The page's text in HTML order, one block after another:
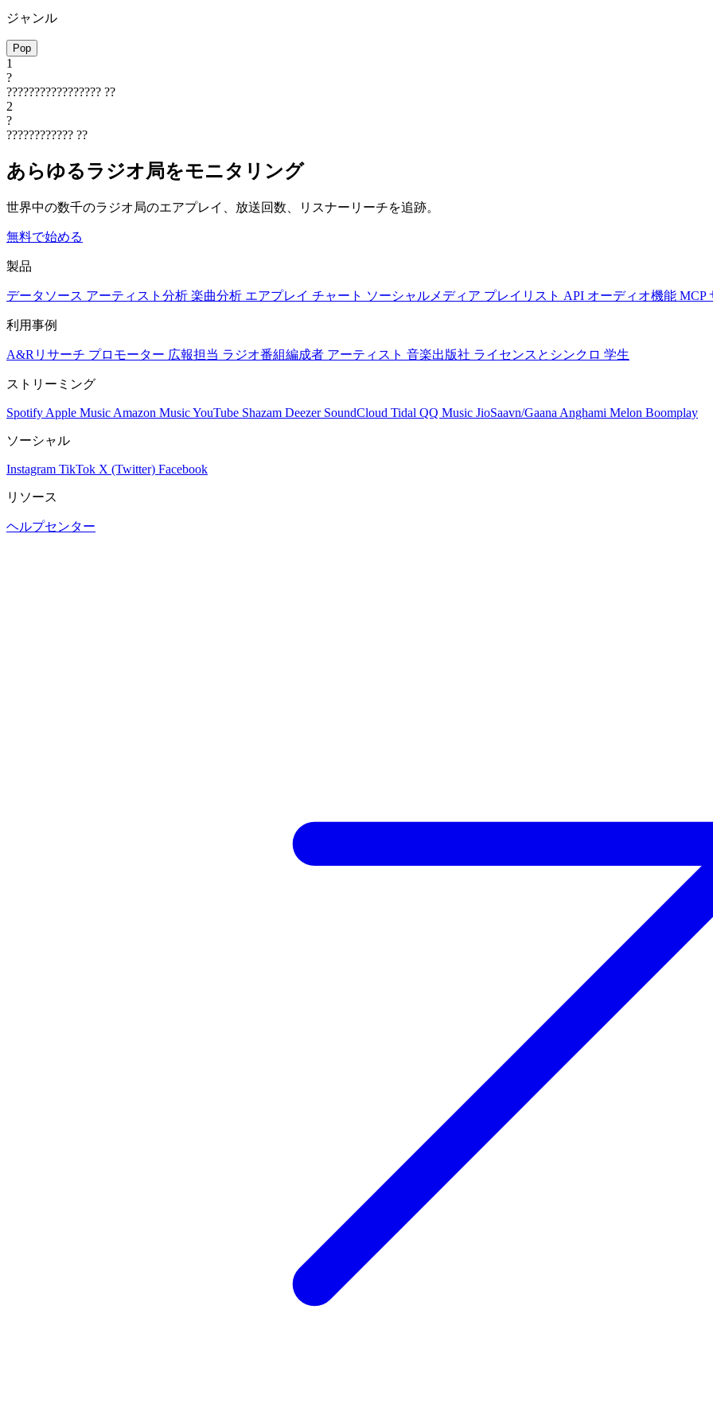
ジャンル
Pop
1
?
????????????????? ??
2
?
???????????? ??
あらゆるラジオ局をモニタリング
世界中の数千のラジオ局のエアプレイ、放送回数、リスナーリーチを追跡。
無料で始める
製品
データソース アーティスト分析 楽曲分析 エアプレイ チャート ソーシャルメディア プレイリスト API オーディオ機能 MCP
利用事例
A&Rリサーチ プロモーター 広報担当 ラジオ番組編成者 アーティスト 音楽出版社 ライセンスとシンクロ 学生
ストリーミング
Spotify Apple Music Amazon MusicYouTube Shazam Deezer SoundCloud Tidal QQ Music JioSaavn/Gaana Anghami Melon Boomplay
ソーシャル
Instagram TikTok X (Twitter) Facebook
リソース
ヘルプセンター